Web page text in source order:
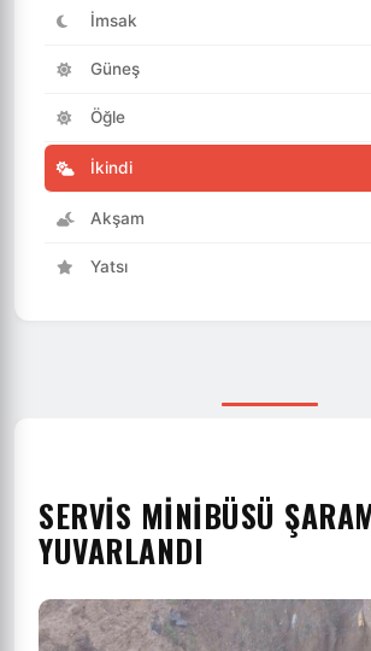
İmsak
Güneş
Öğle
İkindi
Akşam
Yatsı
SERVIS MINIBÜSÜ
YUVARLANDI